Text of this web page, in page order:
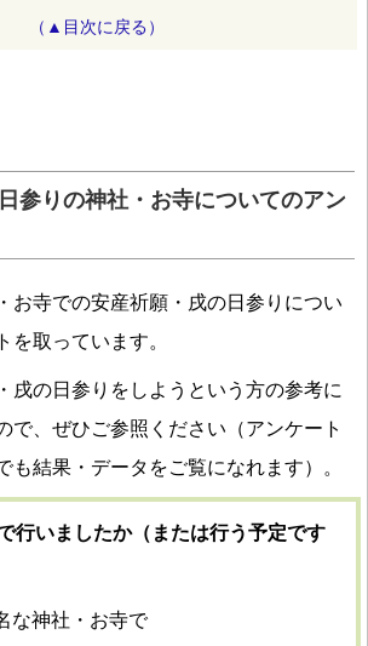
（▲目次に戻る）
参りの神社・お寺についてのアン
お寺での安産祈願・戌の日参りについ
を取っています。
戌の日参りをしようという方の参考に
で、ぜひご参照ください（アンケート
も結果・データをご覧になれます）。
行いましたか（または行う予定です
な神社・お寺で